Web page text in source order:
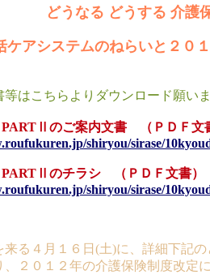
どうなる どうする 介護
ケアシステムのねらいと２
こちらよりダウンロード願い
のご案内文書 （ＰＤＦ文
shiryou/sirase/
のチラシ （ＰＤＦ文書）
shiryou/sirase/
る４月１６日(土)に、詳細下記の
２０１２年の介護保険制度改定